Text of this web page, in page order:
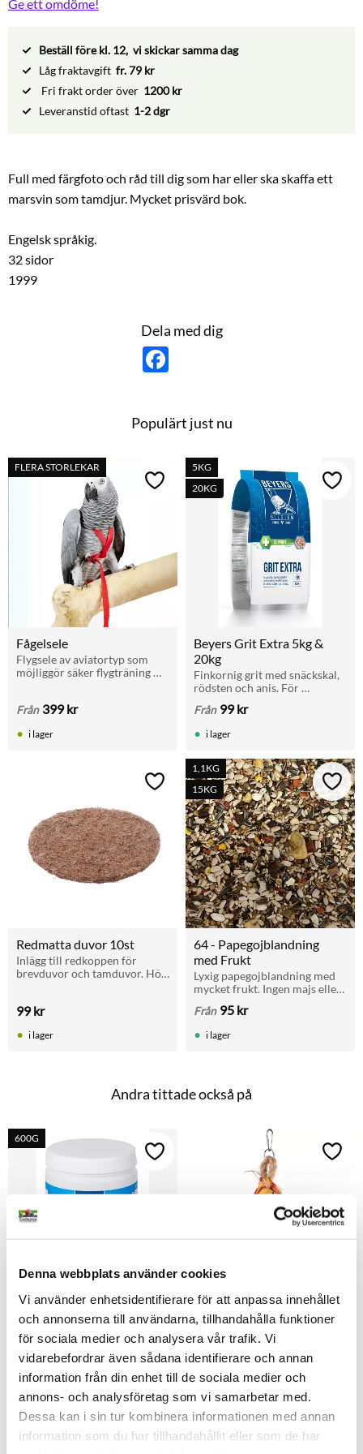
Denna webbplats använder cookies
Vi använder enhetsidentifierare för att anpassa innehållet
och annonserna till användarna, tillhandahålla funktioner
för sociala medier och analysera vår trafik. Vi
vidarebefordrar även sådana identifierare och annan
information från din enhet till de sociala medier och
annons- och analysföretag som vi samarbetar med.
Dessa kan i sin tur kombinera informationen med annan
information som du har tillhandahållit eller som de har
Ge ett omdöme!
Beställ före kl. 12, vi skickar samma dag
Låg fraktavgift fr. 79 kr
Fri frakt order över 1200 kr
Leveranstid oftast 1-2 dgr
Full med färgfoto och råd till dig som har eller ska skaffa ett
marsvin som tamdjur. Mycket prisvärd bok.
Engelsk språkig.
32 sidor
1999
Dela med dig
F
o
o
Populärt just nu
Fågelsele
Flygsele av aviatortyp som
möjliggör säker flygträning
hos papegojor och burfåglar.
Från 399kr
FLERA STORLEKAR
Lägg till i favoriter
i lager
Beyers Grit Extra 5kg &
20kg
Finkornig grit med snäckskal,
rödsten och anis. För
äggskal. Ges med fri tillgång.
Från 99kr
5KG
20KG
Lägg
i lager
Redmatta duvor 10st
Inlägg till redkoppen för
brevduvor och tamduvor. Hög
99kr
Lägg till i favoriter
i lager
64 - Papegojblandning
med Frukt
Lyxig papegojblandning med
mycket frukt. Ingen majs eller
papegojor.
Från 95 kr
1,1KG
15KG
Lägg
i lager
Andra tittade också på
Recovery Proteinberedning
aminosyror, vitaminer,
mineraler och grönt te. För
återhämtning efter tävling
och stöd vid unguppfödning.
289kr
600G
Lägg till i favoriter
Tofs i naturmaterial 27cm
Färgglad tofs av majsblad och
sisal som ger papegojor och
parakiter timmar av lek. Enkel
119kr
Lägg
Lägg till i favoriter